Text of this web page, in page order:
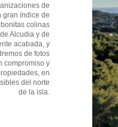
de
gran índice de
colinas
Alcudia y de
acabada, y
de fotos
compromiso y
en
del norte
de la isla.